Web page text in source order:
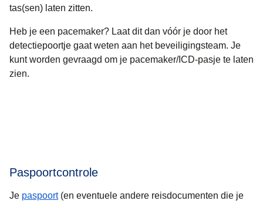
tas(sen) laten zitten.
Heb je een pacemaker? Laat dit dan vóór je door het
detectiepoortje gaat weten aan het beveiligingsteam. Je
kunt worden gevraagd om je pacemaker/ICD-pasje te laten
zien.
Paspoortcontrole
Je paspoort(en eventuele andere reisdocumenten die je